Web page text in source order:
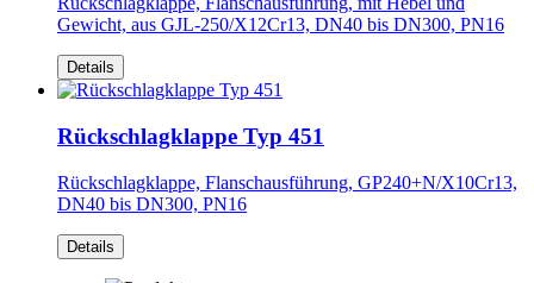
Gewicht, aus GJL-250/X12Cr13, DN40 bis DN300, PN16
Details
Rückschlagklappe Typ 451
Rückschlagklappe, Flanschausführung, GP240+N/X10Cr13,
DN40 bis DN300, PN16
Details